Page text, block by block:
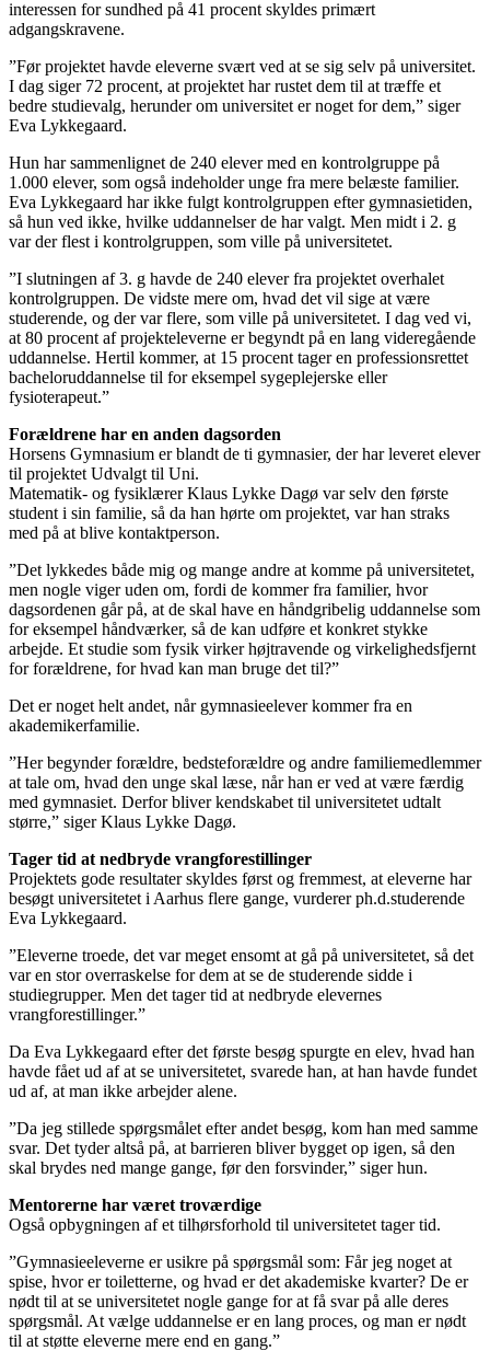
interessen for sundhed på 41 procent skyldes primært
adgangskravene.
”Før projektet havde eleverne svært ved at se sig selv på universitet.
I dag siger 72 procent, at projektet har rustet dem til at træffe et
bedre studievalg, herunder om universitet er noget for dem,” siger
Eva Lykkegaard.
Hun har sammenlignet de 240 elever med en kontrolgruppe på
1.000 elever, som også indeholder unge fra mere belæste familier.
Eva Lykkegaard har ikke fulgt kontrolgruppen efter gymnasietiden,
så hun ved ikke, hvilke uddannelser de har valgt. Men midt i 2. g
var der flest i kontrolgruppen, som ville på universitetet.
”I slutningen af 3. g havde de 240 elever fra projektet overhalet
kontrolgruppen. De vidste mere om, hvad det vil sige at være
studerende, og der var flere, som ville på universitetet. I dag ved vi,
at 80 procent af projekteleverne er begyndt på en lang videregående
uddannelse. Hertil kommer, at 15 procent tager en professionsrettet
bacheloruddannelse til for eksempel sygeplejerske eller
fysioterapeut.”
Forældrene har en anden dagsorden
Horsens Gymnasium er blandt de ti gymnasier, der har leveret elever
til projektet Udvalgt til Uni.
Matematik- og fysiklærer Klaus Lykke Dagø var selv den første
student i sin familie, så da han hørte om projektet, var han straks
med på at blive kontaktperson.
”Det lykkedes både mig og mange andre at komme på universitetet,
men nogle viger uden om, fordi de kommer fra familier, hvor
dagsordenen går på, at de skal have en håndgribelig uddannelse som
for eksempel håndværker, så de kan udføre et konkret stykke
arbejde. Et studie som fysik virker højtravende og virkelighedsfjernt
for forældrene, for hvad kan man bruge det til?”
Det er noget helt andet, når gymnasieelever kommer fra en
akademikerfamilie.
”Her begynder forældre, bedsteforældre og andre familiemedlemmer
at tale om, hvad den unge skal læse, når han er ved at være færdig
med gymnasiet. Derfor bliver kendskabet til universitetet udtalt
større,” siger Klaus Lykke Dagø.
Tager tid at nedbryde vrangforestillinger
Projektets gode resultater skyldes først og fremmest, at eleverne har
besøgt universitetet i Aarhus flere gange, vurderer ph.d.studerende
Eva Lykkegaard.
”Eleverne troede, det var meget ensomt at gå på universitetet, så det
var en stor overraskelse for dem at se de studerende sidde i
studiegrupper. Men det tager tid at nedbryde elevernes
vrangforestillinger.”
Da Eva Lykkegaard efter det første besøg spurgte en elev, hvad han
havde fået ud af at se universitetet, svarede han, at han havde fundet
ud af, at man ikke arbejder alene.
”Da jeg stillede spørgsmålet efter andet besøg, kom han med samme
svar. Det tyder altså på, at barrieren bliver bygget op igen, så den
skal brydes ned mange gange, før den forsvinder,” siger hun.
Mentorerne har været troværdige
Også opbygningen af et tilhørsforhold til universitetet tager tid.
”Gymnasieeleverne er usikre på spørgsmål som: Får jeg noget at
spise, hvor er toiletterne, og hvad er det akademiske kvarter? De er
nødt til at se universitetet nogle gange for at få svar på alle deres
spørgsmål. At vælge uddannelse er en lang proces, og man er nødt
til at støtte eleverne mere end en gang.”